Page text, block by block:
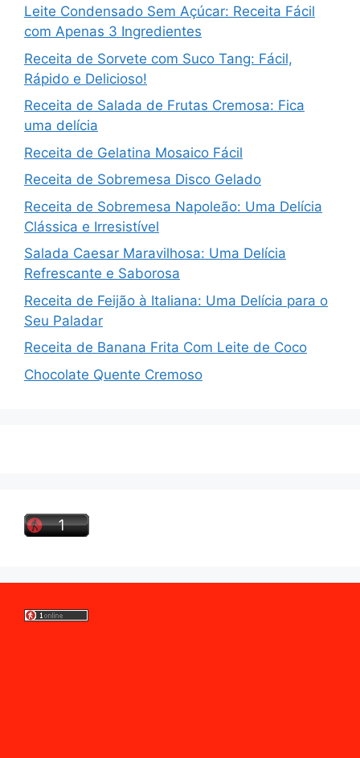
Leite Condensado Sem Açúcar: Receita Fácil
com Apenas 3 Ingredientes
Receita de Sorvete com Suco Tang: Fácil,
Rápido e Delicioso!
Receita de Salada de Frutas Cremosa: Fica
uma delícia
Receita de Gelatina Mosaico Fácil
Receita de Sobremesa Disco Gelado
Receita de Sobremesa Napoleão: Uma Delícia
Clássica e Irresistível
Salada Caesar Maravilhosa: Uma Delícia
Refrescante e Saborosa
Receita de Feijão à Italiana: Uma Delícia para o
Seu Paladar
Receita de Banana Frita Com Leite de Coco
Chocolate Quente Cremoso